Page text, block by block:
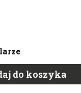
do koszyka